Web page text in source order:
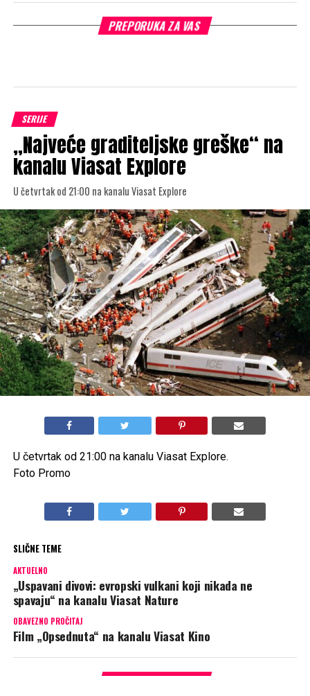
PREPORUKA ZA VAS
SERIJE
„Najveće graditeljske greške“ na
kanalu Viasat Explore
U četvrtak od 21:00 na kanalu Viasat Explore
U četvrtak od 21:00 na kanalu Viasat Explore.
Foto Promo
SLIČNE TEME
AKTUELNO
„Uspavani divovi: evropski vulkani koji nikada ne
spavaju“ na kanalu Viasat Nature
OBAVEZNO PROČITAJ
Film „Opsednuta“ na kanalu Viasat Kino
PREPORUKA ZA VAS